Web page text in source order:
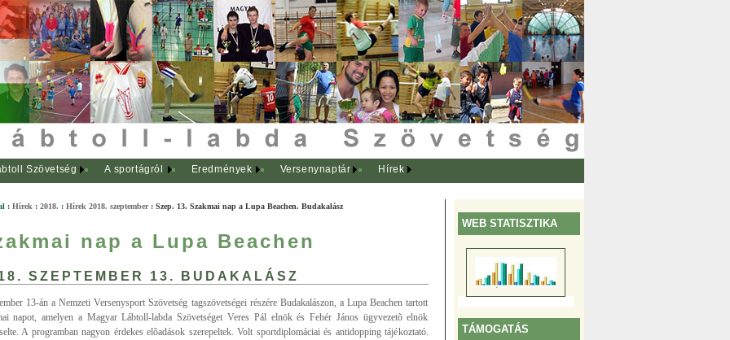
Szövetség A sportágról Eredmények Versenynaptár Hírek
WEB STATISZTIKA
TÁMOGATÁS
: Hírek : 2018. : Hírek 2018. szeptember: Szep. 13. Szakmai nap a Lupa Beachen. Budakalász
nap a Lupa Beachen
SZEPTEMBER 13. BUDAKALÁSZ
13-án a Nemzeti Versenysport Szövetség tagszövetségei részére Budakalászon, a Lupa Beachen tartott
napot, amelyen a Magyar Lábtoll-labda Szövetséget Veres Pál elnök és Fehér János ügyvezetõ elnök
A programban nagyon érdekes elõadások szerepeltek. Volt sportdiplomáciai és antidopping tájékoztató.